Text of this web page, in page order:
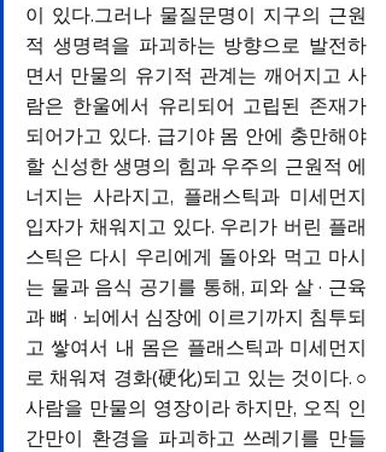
이 있다.그러나 물질문명이 지구의 근원
적 생명력을 파괴하는 방향으로 발전하
면서 만물의 유기적 관계는 깨어지고 사
람은 한울에서 유리되어 고립된 존재가
되어가고 있다. 급기야 몸 안에 충만해야
할 신성한 생명의 힘과 우주의 근원적 에
너지는 사라지고, 플래스틱과 미세먼지
입자가 채워지고 있다. 우리가 버린 플래
스틱은 다시 우리에게 돌아와 먹고 마시
는 물과 음식 공기를 통해, 피와 살 · 근육
과 뼈 · 뇌에서 심장에 이르기까지 침투되
고 쌓여서 내 몸은 플래스틱과 미세먼지
로 채워져 경화(硬化)되고 있는 것이다.
사람을 만물의 영장이라 하지만, 오직 인
간만이 환경을 파괴하고 쓰레기를 만들